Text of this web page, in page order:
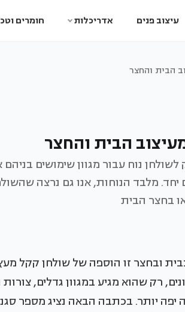
עיצוב פנים אדריכלות חומרים
הבית והחצר
הבית והחצר
נוח עבור מגוון שימושים
מלבד הנוחות, אנו גם נרצה
בחצר הבית
ובחצר זו הוספה של שולחן קקל
רק שהוא מגיע במגוון גדלים,
יפה יותר. בכתבה הבאה נציג מספר